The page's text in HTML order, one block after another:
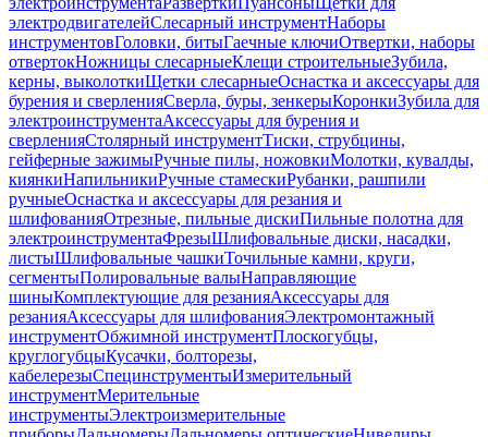
электродвигателейСлесарный инструментНаборы
инструментовГоловки, битыГаечные ключиОтвертки, наборы
отвертокНожницы слесарныеКлещи строительныеЗубила,
керны, выколоткиЩетки слесарныеОснастка и аксессуары для
бурения и сверленияСверла, буры, зенкерыКоронкиЗубила для
электроинструментаАксессуары для бурения и
сверленияСтолярный инструментТиски, струбцины,
гейферные зажимыРучные пилы, ножовкиМолотки, кувалды,
киянкиНапильникиРучные стамескиРубанки, рашпили
ручныеОснастка и аксессуары для резания и
шлифованияОтрезные, пильные дискиПильные полотна для
электроинструментаФрезыШлифовальные диски, насадки,
листыШлифовальные чашкиТочильные камни, круги,
сегментыПолировальные валыНаправляющие
шиныКомплектующие для резанияАксессуары для
резанияАксессуары для шлифованияЭлектромонтажный
инструментОбжимной инструментПлоскогубцы,
круглогубцыКусачки, болторезы,
кабелерезыСпецинструментыИзмерительный
инструментМерительные
инструментыЭлектроизмерительные